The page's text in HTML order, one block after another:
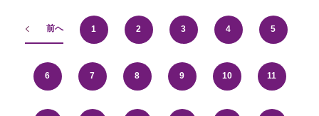
前へ 1 2 3 4 5
6 7 8 9 10 11